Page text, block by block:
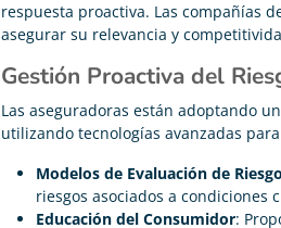
respuesta proactiva. Las compañías
asegurar su relevancia y
Gestión Proactiva del
Las aseguradoras están adoptando
utilizando tecnologías avanzadas
Modelos de Evaluación de
riesgos asociados a condiciones
Educación del Consumidor: